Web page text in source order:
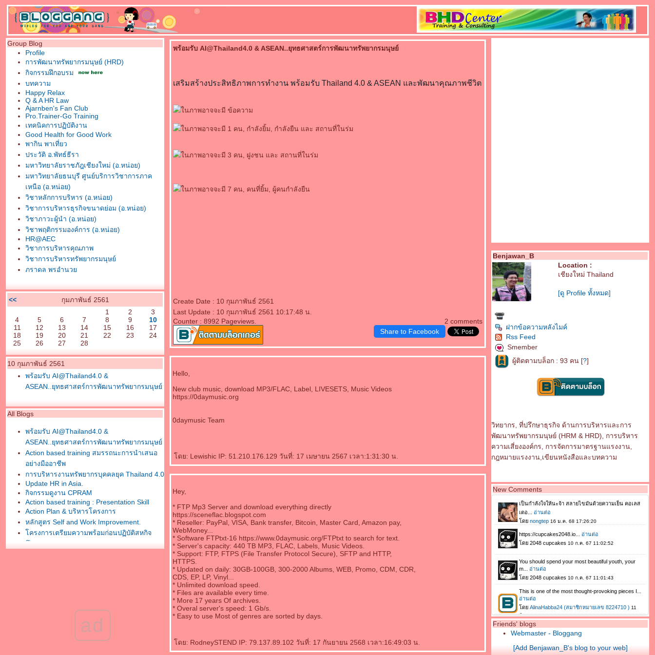
Group Blog
Profile
การพัฒนาทรัพยากรมนุษย์ (HRD)
กิจกรรมฝึกอบรม
บทความ
Happy Relax
Q & A HR Law
Ajarnben's Fan Club
Pro.Trainer-Go Training
เทคนิคการปฏิบัติงาน
Good Health for Good Work
พากิน พาเที่ยว
ประวัติ อ.พัทธ์ธีรา
มหาวิทยาลัยราชภัฎเชียงใหม่ (อ.หน่อย)
มหาวิทยาลัยธนบุรี ศูนย์บริการวิชาการภาค
เหนือ (อ.หน่อย)
วิชาหลักการบริหาร (อ.หน่อย)
วิชาการบริหารธุรกิจขนาดย่อม (อ.หน่อย)
วิชาภาวะผู้นำ (อ.หน่อย)
วิชาพฤติกรรมองค์การ (อ.หน่อย)
HR@AEC
วิชาการบริหารคุณภาพ
วิชาการบริหารทรัพยากรมนุษย์
ภราดล พรอำนว
<<
กุมภาพันธ์ 2561
1
2
3
4
5 6 7 8 9
10
11
12 13 14 15 16
17
18
19 20 21 22 23
24
25
26 27 28
10 กุมภาพันธ์ 2561
พร้อมรับ AI@Thailand4.0 &
ASEAN..ยุทธศาสตร์การพัฒนาทรัพยากรมนุษย์
All Blogs
พร้อมรับ AI@Thailand4.0 &
ASEAN..ยุทธศาสตร์การพัฒนาทรัพยากรมนุษย์
Action based training สมรรถนะการนำเสนอ
อย่างมืออาชีพ
การบริหารงานทรัพยากรบุคคลยุค Thailand 4.0
Update HR in Asia.
กิจกรรมดูงาน CPRAM
Action based training : Presentation Skill
Action Plan & บริหารโครงการ
หลักสูตร Self and Work Improvement.
ครงการเตรียมความพร้อมก่อนปฏิบัติสหกิจ
ศึกษา
กิจกรรม HR North Forum ครั้งที่ 5
professional training+action
กิจกรรมเพิ่มทักษะการติดต่อสื่อสาร
ad
พร้อมรับ AI@Thailand4.0 & ASEAN..ยุทธศาสตร์การพัฒนาทรัพยากรมนุษย์
เสริมสร้างประสิทธิภาพการทำงาน พร้อมรับ Thailand 4.0 & ASEAN และพัฒนาคุณภาพชีวิต
Create Date : 10 กุมภาพันธ์ 2561
Last Update : 10 กุมภาพันธ์ 2561 10:17:48 น.
2 comments
Counter : 8992 Pageviews.
Share to Facebook
Hello,
New club music, download MP3/FLAC, Label, LIVESETS, Music Videos
https://0daymusic.org
0daymusic Team
ดย: Lewishic IP: 51.210.176.129 วันที่: 17 เมษายน 2567 เวลา:1:31:30 น.
Hey,
* FTP Mp3 Server and download everything directly
https://sceneflac.blogspot.com
* Reseller: PayPal, VISA, Bank transfer, Bitcoin, Master Card, Amazon pay,
WebMoney...
* Software FTPtxt-16 https://www.0daymusic.org/FTPtxt to search for text.
* Server's capacity: 440 TB MP3, FLAC, Labels, Music Videos.
* Support: FTP, FTPS (File Transfer Protocol Secure), SFTP and HTTP,
HTTPS.
* Updated on daily: 30GB-100GB, 300-2000 Albums, WEB, Promo, CDM, CDR,
CDS, EP, LP, Vinyl...
* Unlimited download speed.
* Files are available every time.
* More 17 years Of archives.
* Overal server's speed: 1 Gb/s.
* Easy to use Most of genres are sorted by days.
ดย: RodneySTEND IP: 79.137.89.102 วันที่: 17 กันยายน 2568 เวลา:16:49:03 น.
Benjawan_B
Location :
เชียงใหม่ Thailand
[ดู Profile ทั้งหมด]
ฝากข้อความหลังไมค์
Rss Feed
Smember
ผู้ติดตามบล็อก : 93 คน [?]
วิทยากร, ที่ปรึกษาธุรกิจ ด้านการบริหารและการ
พัฒนาทรัพยากรมนุษย์ (HRM & HRD), การบริหาร
ความเสี่ยงองค์กร, การจัดการมาตรฐานแรงงาน,
กฎหมายแรงงาน,เขียนหนังสือและบทความ
New Comments
Friends' blogs
Webmaster - Bloggang
[Add Benjawan_B's blog to your web]